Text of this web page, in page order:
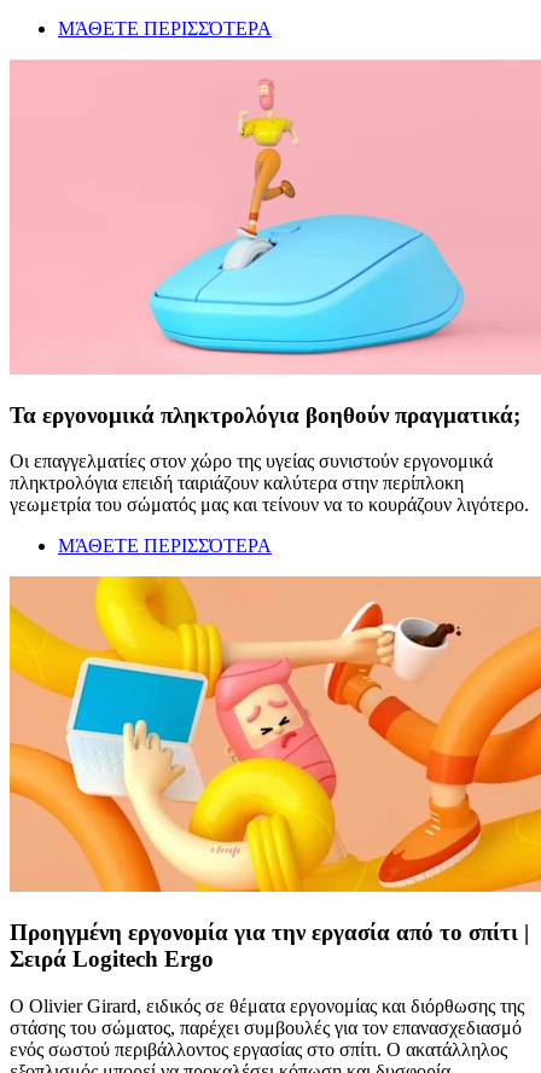
ΜΆΘΕΤΕ ΠΕΡΙΣΣΌΤΕΡΑ
Τα εργονομικά πληκτρολόγια βοηθούν πραγματικά;
Οι επαγγελματίες στον χώρο της υγείας συνιστούν εργονομικά
πληκτρολόγια επειδή ταιριάζουν καλύτερα στην περίπλοκη
γεωμετρία του σώματός μας και τείνουν να το κουράζουν λιγότερο.
ΜΆΘΕΤΕ ΠΕΡΙΣΣΌΤΕΡΑ
Προηγμένη εργονομία για την εργασία από το σπίτι |
Σειρά Logitech Ergo
Ο Olivier Girard, ειδικός σε θέματα εργονομίας και διόρθωσης της
στάσης του σώματος, παρέχει συμβουλές για τον επανασχεδιασμό
ενός σωστού περιβάλλοντος εργασίας στο σπίτι. Ο ακατάλληλος